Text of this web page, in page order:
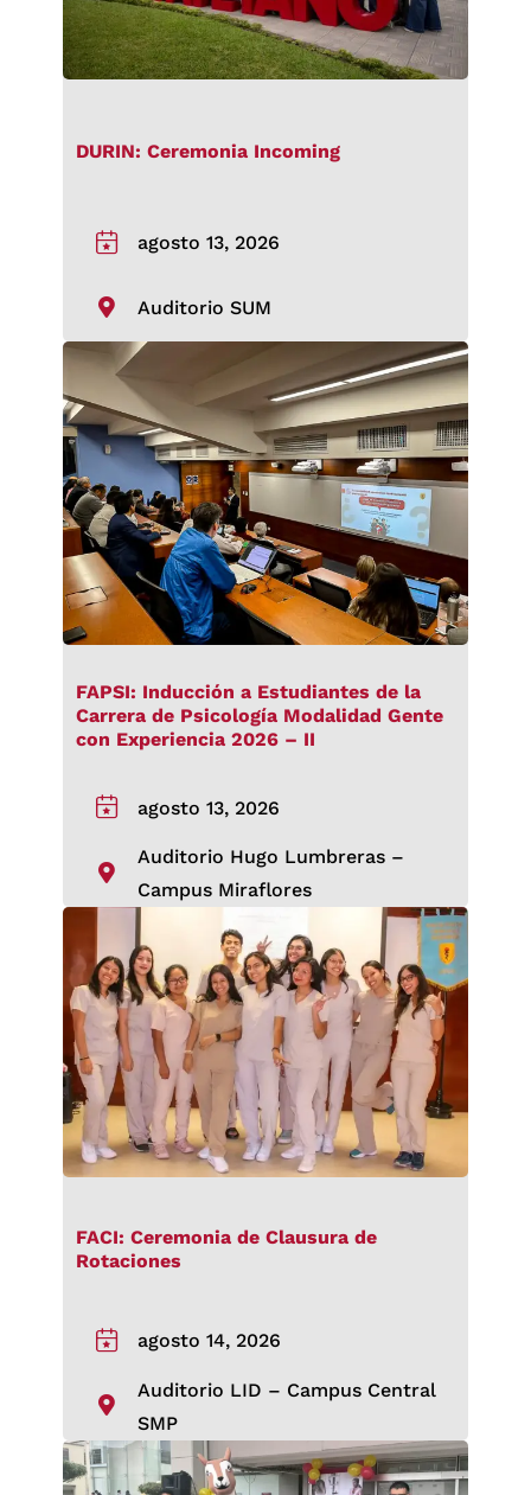
DURIN: Ceremonia Incoming
agosto 13, 2026
Auditorio SUM
FAPSI: Inducción a Estudiantes de la
Carrera de Psicología Modalidad Gente
con Experiencia 2026 – II
agosto 13, 2026
Auditorio Hugo Lumbreras –
Campus Miraflores
FACI: Ceremonia de Clausura de
Rotaciones
agosto 14, 2026
Auditorio LID – Campus Central
SMP